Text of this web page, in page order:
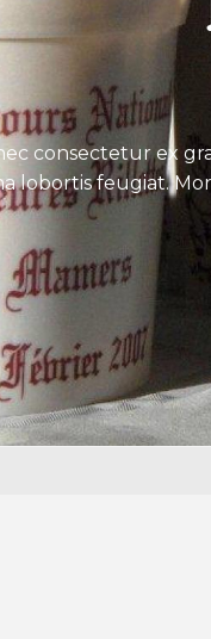
consectetur ex
lobortis feugiat.